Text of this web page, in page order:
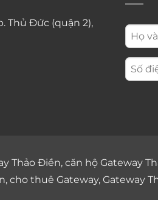
Thủ Đức (quận 2),
Thảo Điền, căn hộ Gateway
, cho thuê Gateway, Gateway